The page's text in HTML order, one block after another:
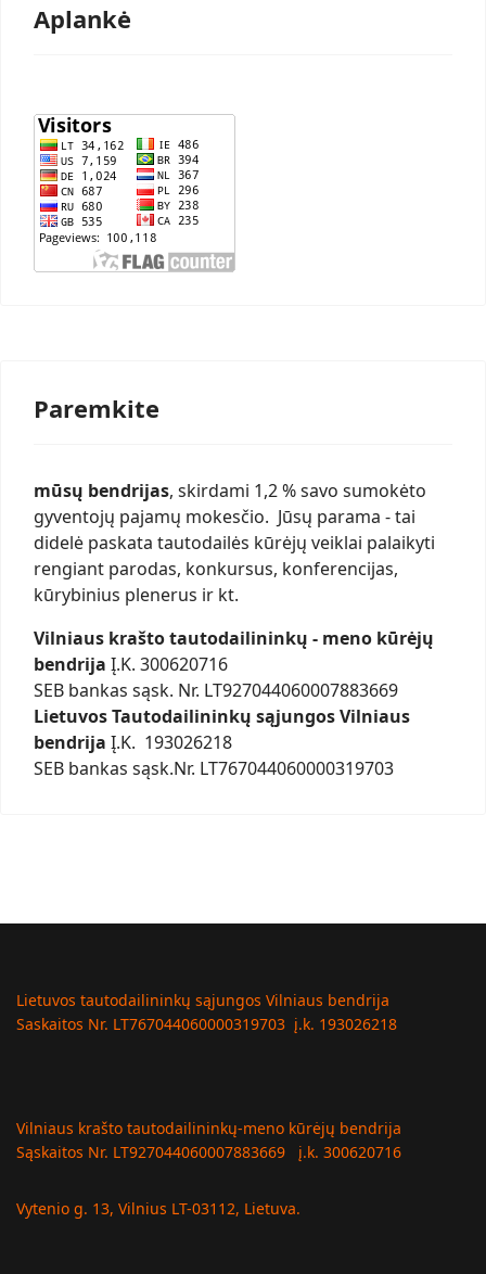
Aplankė
Paremkite
mūsų bendrijas, skirdami 1,2 % savo sumokėto
gyventojų pajamų mokesčio. Jūsų parama - tai
didelė paskata tautodailės kūrėjų veiklai palaikyti
rengiant parodas, konkursus, konferencijas,
kūrybinius plenerus ir kt.
Vilniaus krašto tautodailininkų - meno kūrėjų
bendrija Į.K. 300620716
SEB bankas sąsk. Nr. LT927044060007883669
Lietuvos Tautodailininkų sąjungos Vilniaus
bendrija Į.K. 193026218
SEB bankas sąsk.Nr. LT767044060000319703
Lietuvos tautodailininkų sąjungos Vilniaus bendrija
Saskaitos Nr. LT767044060000319703 į.k. 193026218
Vilniaus krašto tautodailininkų-meno kūrėjų bendrija
Sąskaitos Nr. LT927044060007883669 į.k. 300620716
Vytenio g. 13, Vilnius LT-03112, Lietuva.